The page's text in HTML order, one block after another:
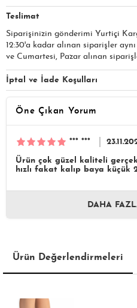
Teslimat
Siparişinizin gönderimi Yurtiçi
12:30'a kadar alınan siparişler
ve Cumartesi, Pazar alınan
İptal ve İade Koşulları
Öne Çıkan Yorum
*** ***
Ürün çok güzel kaliteli
hızlı fakat kalıp baya küçük
DAHA
Ürün Değerlendirmeleri